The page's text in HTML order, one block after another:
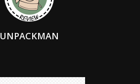
UNPACKMAN